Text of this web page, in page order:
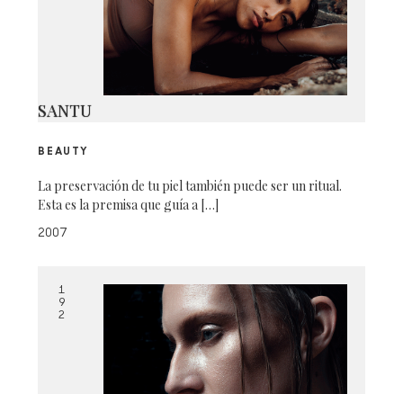
SANTU
BEAUTY
La preservación de tu piel también puede ser un ritual.
Esta es la premisa que guía a […]
2007
1
9
2